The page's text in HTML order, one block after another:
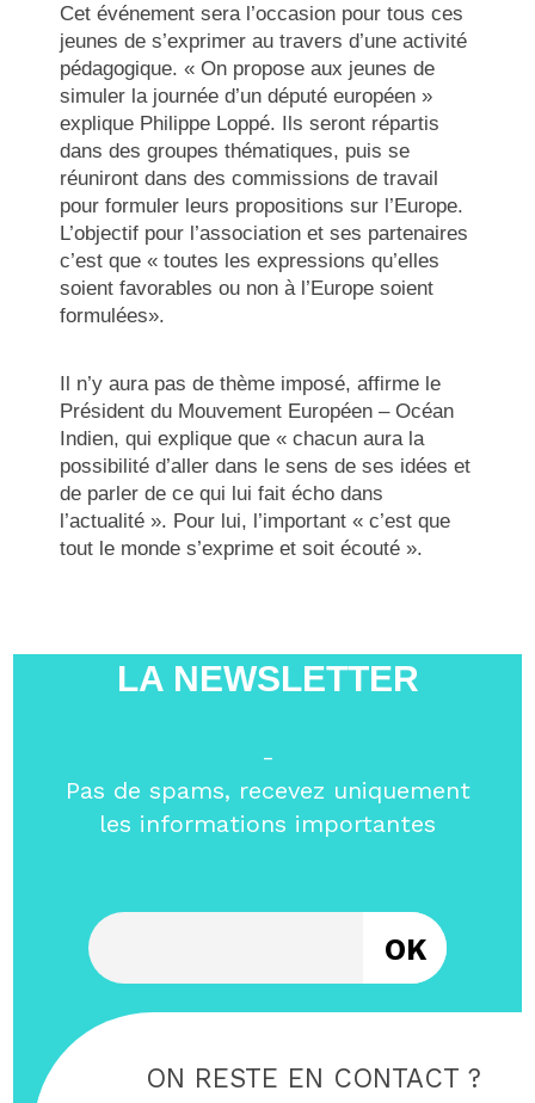
Cet événement sera l’occasion pour tous ces
jeunes de s’exprimer au travers d’une activité
pédagogique. « On propose aux jeunes de
simuler la journée d’un député européen »
explique Philippe Loppé. Ils seront répartis
dans des groupes thématiques, puis se
réuniront dans des commissions de travail
pour formuler leurs propositions sur l’Europe.
L’objectif pour l’association et ses partenaires
c’est que « toutes les expressions qu’elles
soient favorables ou non à l’Europe soient
formulées».
Il n’y aura pas de thème imposé, affirme le
Président du Mouvement Européen – Océan
Indien, qui explique que « chacun aura la
possibilité d’aller dans le sens de ses idées et
de parler de ce qui lui fait écho dans
l’actualité ». Pour lui, l’important « c’est que
tout le monde s’exprime et soit écouté ».
LA NEWSLETTER
-
Pas de spams, recevez uniquement
les informations importantes
ON RESTE EN CONTACT ?